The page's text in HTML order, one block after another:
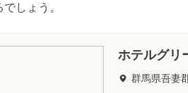
しょう。
ホテルグリ
群馬県吾妻